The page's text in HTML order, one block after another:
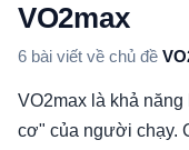
VO2max
6 bài viết về chủ đề
VO2max là khả
cơ" của người chạy.